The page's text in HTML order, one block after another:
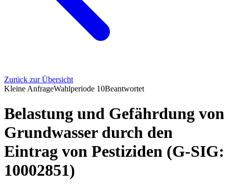
Zurück zur Übersicht
Kleine AnfrageWahlperiode 10Beantwortet
Belastung und Gefährdung von
Grundwasser durch den
Eintrag von Pestiziden (G-SIG:
10002851)